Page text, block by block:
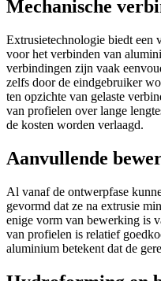
Mechanische
Extrusietechnologie biedt een
voor het verbinden van
verbindingen zijn vaak
zelfs door de eindgebruiker
ten opzichte van gelaste
van profielen over lange
de kosten worden verlaagd.
Aanvullende
Al vanaf de ontwerpfase
gevormd dat ze na extrusie
enige vorm van bewerking is
van profielen is relatief
aluminium betekent dat de